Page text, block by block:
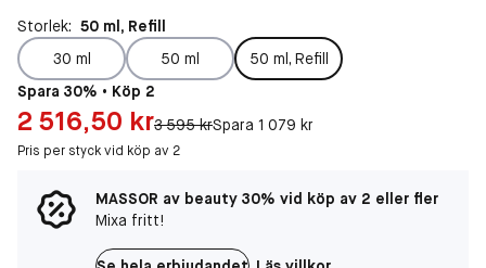
Storlek: 50 ml, Refill
30 ml
50 ml
50 ml, Refill
Spara 30% • Köp 2
Pris: 2 516,50 kr
2 516,50 krOriginal pris:
3 595 krSpara 1 079 kr
Pris per styck vid köp av 2
MASSOR av beauty 30% vid köp av 2 eller fler
Mixa fritt!